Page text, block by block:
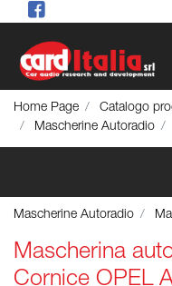
Home Page Catalogo
Mascherine Autoradio
Mascherine Autoradio
Mascherina
Cornice OPEL